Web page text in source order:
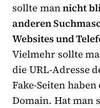
sollte mannicht
anderen
Websites und
Vielmehr sollte
die URL-Adresse
Fake-Seiten
Domain. Hat man